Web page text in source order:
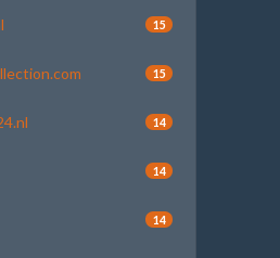
15
15
14
14
14